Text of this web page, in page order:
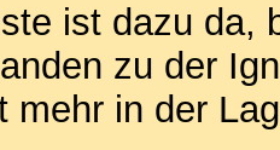
ist dazu da,
zu der
mehr in der